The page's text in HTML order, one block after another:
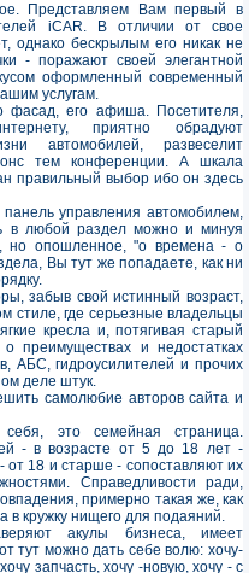
Представляем Вам первый в
iCAR. В отличии от свое
однако бескрылым его никак не
- поражают своей элегантной
оформленный современный
услугам.
фасад, его афиша. Посетителя,
приятно обрадуют
автомобилей, развеселит
тем конференции. А шкала
правильный выбор ибо он здесь
управления автомобилем,
в любой раздел можно и минуя
но опошленное, "о времена - о
Вы тут же попадаете, как ни
забыв свой истинный возраст,
стиле, где серьезные владельцы
кресла и, потягивая старый
преимуществах и недостатках
АБС, гидроусилителей и прочих
деле штук.
самолюбие авторов сайта и
это семейная страница.
- в возрасте от 5 до 18 лет -
от 18 и старше - сопоставляют их
Справедливости ради,
примерно такая же, как
в кружку нищего для подаяний.
акулы бизнеса, имеет
тут можно дать себе волю: хочу-
запчасть, хочу -новую, хочу - с